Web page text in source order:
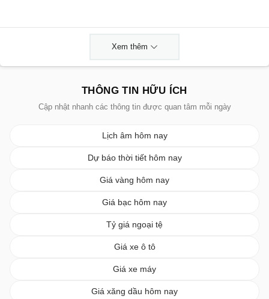
Xem thêm
THÔNG TIN HỮU ÍCH
Cập nhật nhanh các thông tin được quan tâm mỗi ngày
Lịch âm hôm nay
Dự báo thời tiết hôm nay
Giá vàng hôm nay
Giá bạc hôm nay
Tỷ giá ngoại tệ
Giá xe ô tô
Giá xe máy
Giá xăng dầu hôm nay